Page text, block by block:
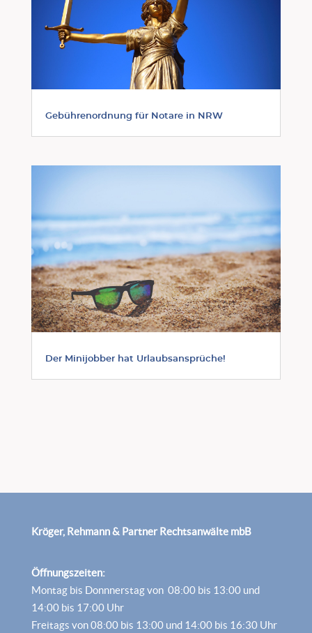
Gebührenordnung für Notare in NRW
Der Minijobber hat Urlaubsansprüche!
Kröger, Rehmann & Partner Rechtsanwälte mbB
Öffnungszeiten:
Montag bis Donnnerstag von 08:00 bis 13:00 und
14:00 bis 17:00 Uhr
Freitags von 08:00 bis 13:00 und 14:00 bis 16:30 Uhr